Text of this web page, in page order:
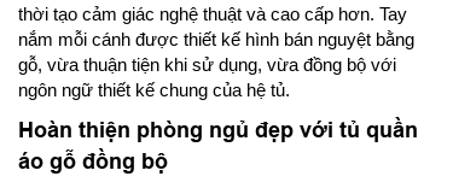
thời tạo cảm giác nghệ thuật và cao cấp hơn. Tay
nắm mỗi cánh được thiết kế hình bán nguyệt bằng
gỗ, vừa thuận tiện khi sử dụng, vừa đồng bộ với
ngôn ngữ thiết kế chung của hệ tủ.
Hoàn thiện phòng ngủ đẹp với tủ quần
áo gỗ đồng bộ